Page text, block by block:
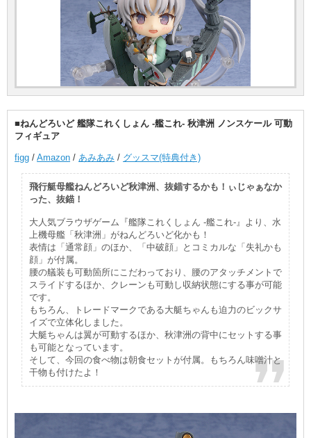
■ねんどろいど 艦隊これくしょん -艦これ- 秋津洲 ノンスケール 可動
フィギュア
figg / Amazon / あみあみ / グッスマ(特典付き)
飛行艇母艦ねんどろいど秋津洲、抜錨するかも！ぃじゃぁなか
った、抜錨！
大人気ブラウザゲーム『艦隊これくしょん -艦これ-』より、水
上機母艦「秋津洲」がねんどろいど化かも！
表情は「通常顔」のほか、「中破顔」とコミカルな「失礼かも
顔」が付属。
腰の艤装も可動箇所にこだわっており、腰のアタッチメントで
スライドするほか、クレーンも可動し収納状態にする事が可能
です。
もちろん、トレードマークである大艇ちゃんも迫力のビックサ
イズで立体化しました。
大艇ちゃんは翼が可動するほか、秋津洲の背中にセットする事
も可能となっています。
そして、今回の食べ物は朝食セットが付属。もちろん味噌汁と
干物も付けたよ！